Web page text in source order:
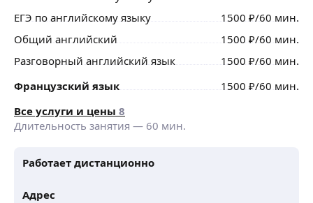
ЕГЭ по английскому языку
1500 ₽/60 мин.
Общий английский
1500 ₽/60 мин.
Разговорный английский язык
1500 ₽/60 мин.
Французский язык
1500 ₽/60 мин.
Все услуги и цены 8
Длительность занятия — 60 мин.
Работает дистанционно
Адрес